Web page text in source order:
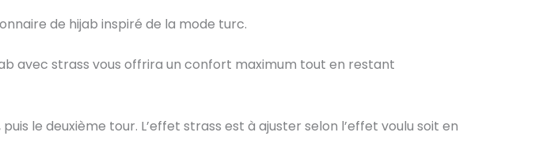
de hijab inspiré de la mode turc.
avec strass vous offrira un confort maximum tout en restant
le deuxième tour. L’effet strass est à ajuster selon l’effet voulu soit en